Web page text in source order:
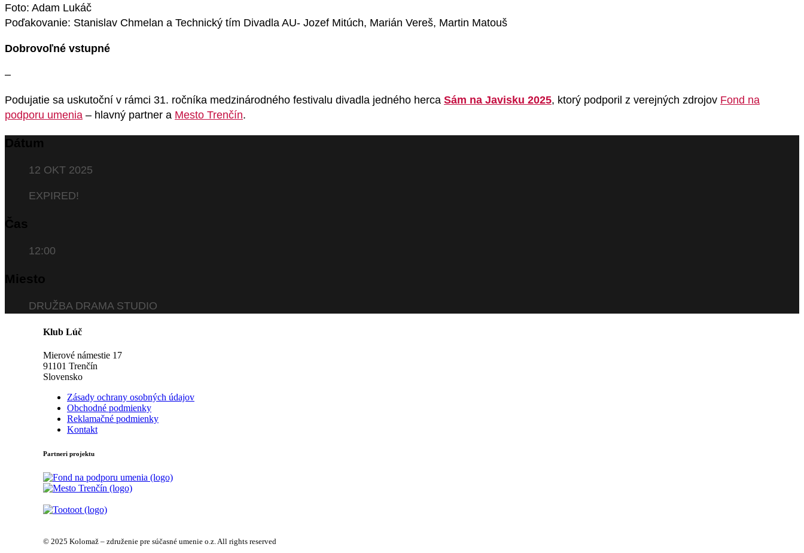
Foto: Adam Lukáč
Poďakovanie: Stanislav Chmelan a Technický tím Divadla AU- Jozef Mitúch, Marián Vereš, Martin Matouš
Dobrovoľné vstupné
–
Podujatie sa uskutoční v rámci 31. ročníka medzinárodného festivalu divadla jedného herca Sám na Javisku 2025, ktorý podporil z verejných zdrojov Fond na
podporu umenia – hlavný partner a Mesto Trenčín.
Dátum
12 OKT 2025
EXPIRED!
Čas
12:00
Miesto
DRUŽBA DRAMA STUDIO
Klub Lúč
Mierové námestie 17
91101 Trenčín
Slovensko
Zásady ochrany osobných údajov
Obchodné podmienky
Reklamačné podmienky
Kontakt
Partneri projektu
© 2025 Kolomaž – združenie pre súčasné umenie o.z. All rights reserved